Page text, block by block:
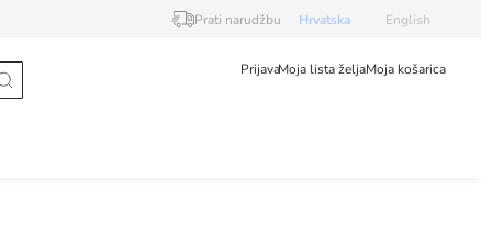
Prati narudžbu Hrvatska English
PrijavaMoja lista željaMoja košarica